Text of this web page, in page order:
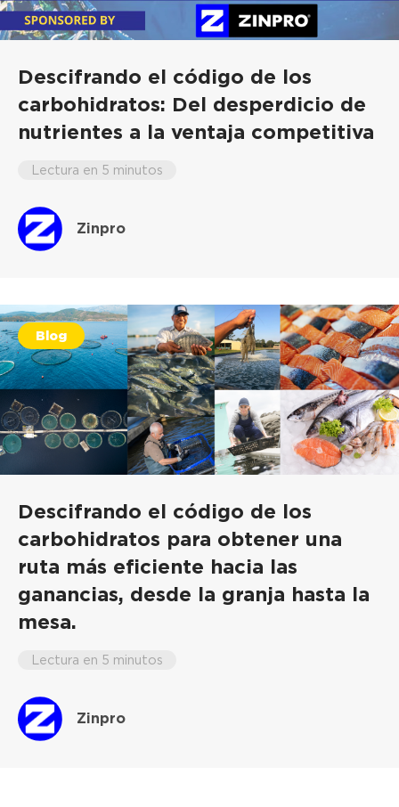
Descifrando el código de los
carbohidratos: Del desperdicio de
nutrientes a la ventaja competitiva
Lectura en 5 minutos
Zinpro
Blog
Descifrando el código de los
carbohidratos para obtener una
ruta más eficiente hacia las
ganancias, desde la granja hasta la
mesa.
Lectura en 5 minutos
Zinpro